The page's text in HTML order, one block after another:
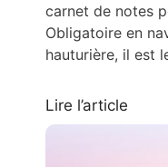
carnet de notes
Obligatoire en
hauturière, il est
Lire l’article